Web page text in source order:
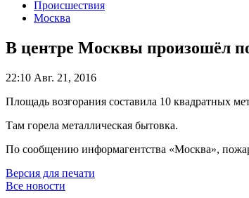
Происшествия
Москва
В центре Москвы произошёл
22:10 Авг. 21, 2016
Площадь возгорания составила 10 квадратных
Там горела металлическая бытовка.
По сообщению информагентства «Москва»,
Версия для печати
Все новости